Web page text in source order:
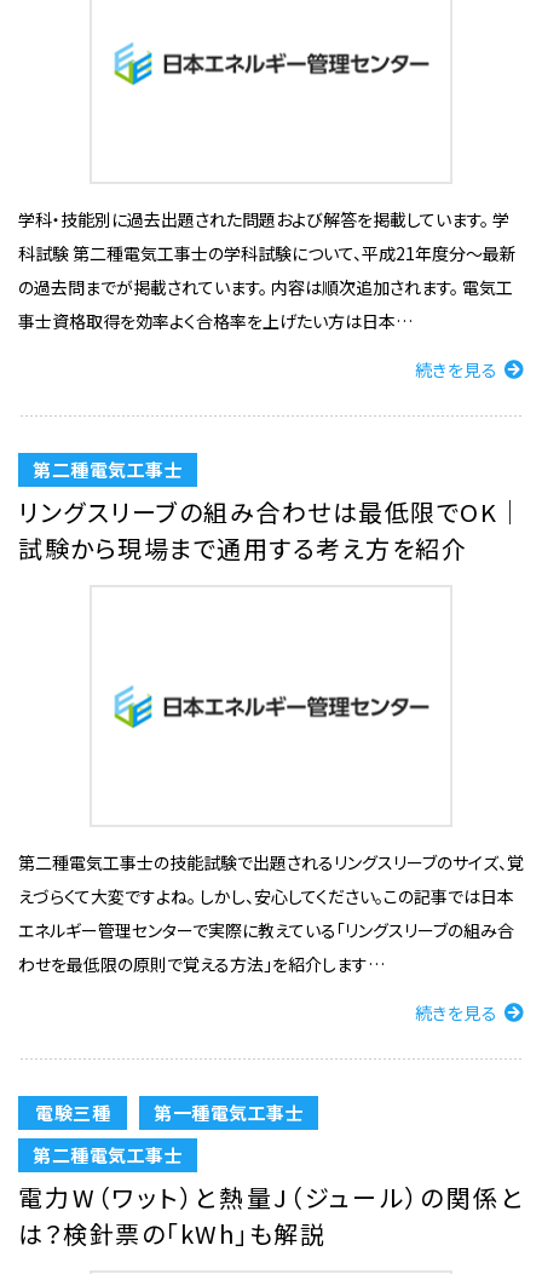
学科・技能別に過去出題された問題および解答を掲載しています。 学
科試験 第二種電気工事士の学科試験について、平成21年度分〜最新
の過去問までが掲載されています。 内容は順次追加されます。 電気工
事士資格取得を効率よく合格率を上げたい方は日本…
続きを見る
第二種電気工事士
リングスリーブの組み合わせは最低限でOK｜
試験から現場まで通用する考え方を紹介
第二種電気工事士の技能試験で出題されるリングスリーブのサイズ、覚
えづらくて大変ですよね。 しかし、安心してください。この記事では日本
エネルギー管理センターで実際に教えている「リングスリーブの組み合
わせを最低限の原則で覚える方法」を紹介します…
続きを見る
電験三種
第一種電気工事士
第二種電気工事士
電力W（ワット）と熱量J（ジュール）の関係と
は？検針票の「kWh」も解説